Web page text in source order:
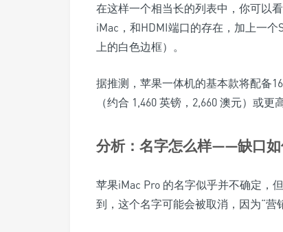
在这样一个相当长的列表中，你可以
iMac，和HDMI端口的存在，加上一
上的白色边框）。
据推测，苹果一体机的基本款将配备
（约合 1,460 英镑，2,660 澳元）或更高
分析：名字怎么样——缺口如
苹果iMac Pro 的名字似乎并不确定，
到，这个名字可能会被取消，因为“营